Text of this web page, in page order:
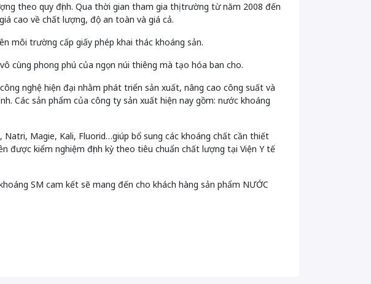
theo quy định. Qua thời gian tham gia thị trường từ năm 2008 đến
cao về chất lượng, độ an toàn và giá cả.
môi trường cấp giấy phép khai thác khoáng sản.
cùng phong phú của ngọn núi thiêng mà tạo hóa ban cho.
nghệ hiện đại nhằm phát triển sản xuất, nâng cao công suất và
Các sản phẩm của công ty sản xuất hiện nay gồm: nước khoáng
Magie, Kali, Fluorid…giúp bổ sung các khoáng chất cần thiết
được kiểm nghiệm định kỳ theo tiêu chuẩn chất lượng tại Viện Y tế
SM cam kết sẽ mang đến cho khách hàng sản phẩm NƯỚC